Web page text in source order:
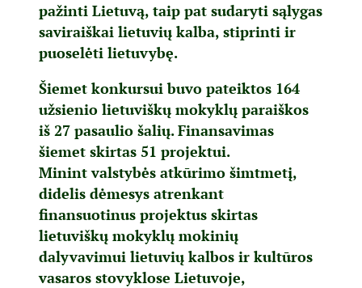
pažinti Lietuvą, taip pat sudaryti sąlygas
saviraiškai lietuvių kalba, stiprinti ir
puoselėti lietuvybę.
Šiemet konkursui buvo pateiktos 164
užsienio lietuviškų mokyklų paraiškos
iš 27 pasaulio šalių. Finansavimas
šiemet skirtas 51 projektui.
Minint valstybės atkūrimo šimtmetį,
didelis dėmesys atrenkant
finansuotinus projektus skirtas
lietuviškų mokyklų mokinių
dalyvavimui lietuvių kalbos ir kultūros
vasaros stovyklose Lietuvoje,